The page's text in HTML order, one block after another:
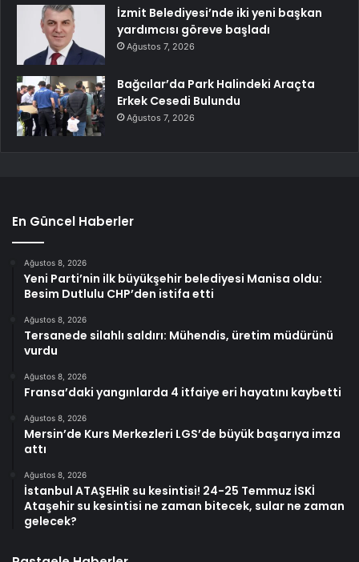
İzmit Belediyesi’nde iki yeni başkan
yardımcısı göreve başladı
Ağustos 7, 2026
Bağcılar’da Park Halindeki Araçta
Erkek Cesedi Bulundu
Ağustos 7, 2026
En Güncel Haberler
Ağustos 8, 2026
Yeni Parti’nin ilk büyükşehir belediyesi Manisa oldu:
Besim Dutlulu CHP’den istifa etti
Ağustos 8, 2026
Tersanede silahlı saldırı: Mühendis, üretim müdürünü
vurdu
Ağustos 8, 2026
Fransa’daki yangınlarda 4 itfaiye eri hayatını kaybetti
Ağustos 8, 2026
Mersin’de Kurs Merkezleri LGS’de büyük başarıya imza
attı
Ağustos 8, 2026
İstanbul ATAŞEHİR su kesintisi! 24-25 Temmuz İSKİ
Ataşehir su kesintisi ne zaman bitecek, sular ne zaman
gelecek?